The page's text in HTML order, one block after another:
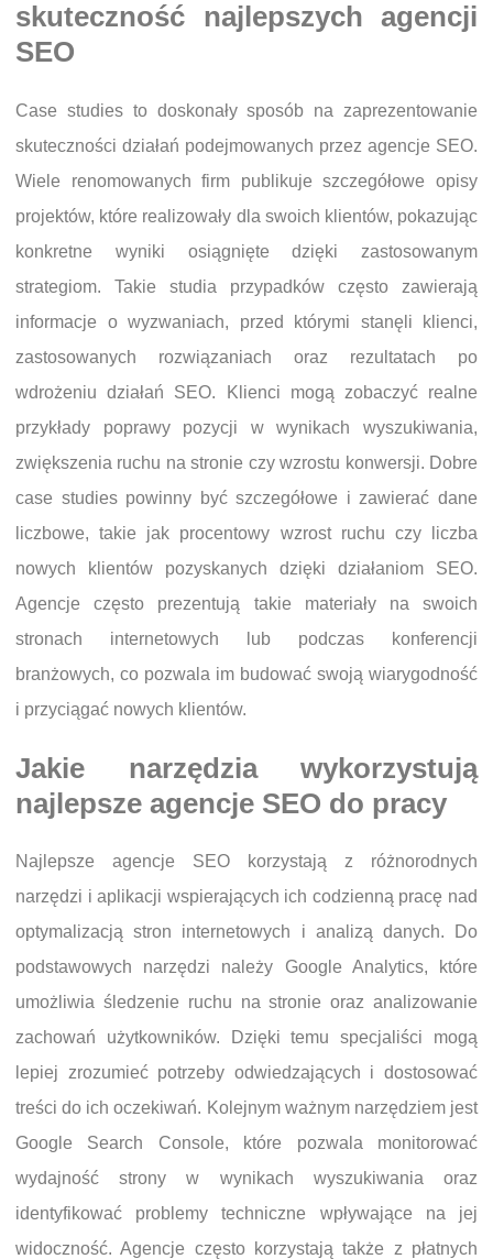
skuteczność najlepszych agencji
SEO
Case studies to doskonały sposób na zaprezentowanie
skuteczności działań podejmowanych przez agencje SEO.
Wiele renomowanych firm publikuje szczegółowe opisy
projektów, które realizowały dla swoich klientów, pokazując
konkretne wyniki osiągnięte dzięki zastosowanym
strategiom. Takie studia przypadków często zawierają
informacje o wyzwaniach, przed którymi stanęli klienci,
zastosowanych rozwiązaniach oraz rezultatach po
wdrożeniu działań SEO. Klienci mogą zobaczyć realne
przykłady poprawy pozycji w wynikach wyszukiwania,
zwiększenia ruchu na stronie czy wzrostu konwersji. Dobre
case studies powinny być szczegółowe i zawierać dane
liczbowe, takie jak procentowy wzrost ruchu czy liczba
nowych klientów pozyskanych dzięki działaniom SEO.
Agencje często prezentują takie materiały na swoich
stronach internetowych lub podczas konferencji
branżowych, co pozwala im budować swoją wiarygodność
i przyciągać nowych klientów.
Jakie narzędzia wykorzystują
najlepsze agencje SEO do pracy
Najlepsze agencje SEO korzystają z różnorodnych
narzędzi i aplikacji wspierających ich codzienną pracę nad
optymalizacją stron internetowych i analizą danych. Do
podstawowych narzędzi należy Google Analytics, które
umożliwia śledzenie ruchu na stronie oraz analizowanie
zachowań użytkowników. Dzięki temu specjaliści mogą
lepiej zrozumieć potrzeby odwiedzających i dostosować
treści do ich oczekiwań. Kolejnym ważnym narzędziem jest
Google Search Console, które pozwala monitorować
wydajność strony w wynikach wyszukiwania oraz
identyfikować problemy techniczne wpływające na jej
widoczność. Agencje często korzystają także z płatnych